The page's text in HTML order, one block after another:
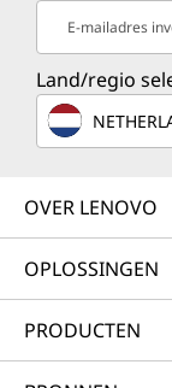
E-mailadres
Land/regio
OVER LENOVO
OPLOSSINGEN
PRODUCTEN